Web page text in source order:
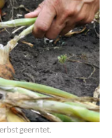
geerntet.